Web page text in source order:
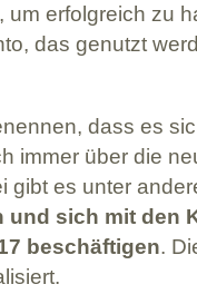
, um erfolgreich zu
das genutzt
dass es
immer über die
gibt es unter
und sich mit den
beschäftigen.